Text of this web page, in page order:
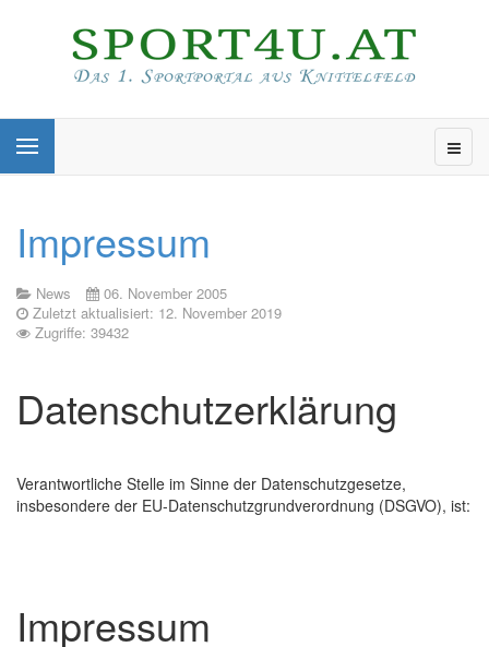
Impressum
News
06. November 2005
Zuletzt aktualisiert: 12. November 2019
Zugriffe: 39432
Datenschutzerklärung
Verantwortliche Stelle im Sinne der Datenschutzgesetze,
insbesondere der EU-Datenschutzgrundverordnung (DSGVO), ist:
Impressum